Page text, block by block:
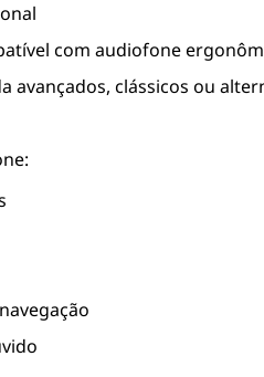
com audiofone
avançados, clássicos ou